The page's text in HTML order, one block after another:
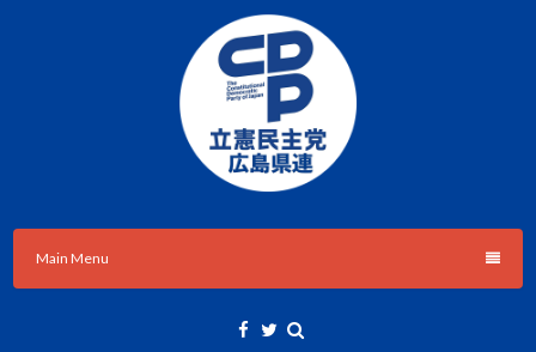
立憲民主党広島県総支部連合会
Main Menu